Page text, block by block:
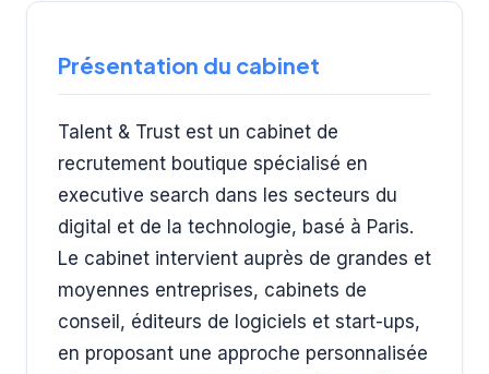
Présentation du cabinet
Talent & Trust est un cabinet de
recrutement boutique spécialisé en
executive search dans les secteurs du
digital et de la technologie, basé à Paris.
Le cabinet intervient auprès de grandes et
moyennes entreprises, cabinets de
conseil, éditeurs de logiciels et start-ups,
en proposant une approche personnalisée